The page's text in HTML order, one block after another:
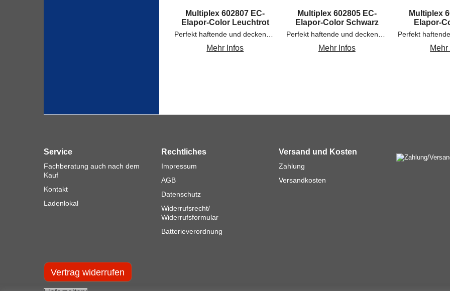
Multiplex 602807 EC-
Elapor-Color Leuchtrot
Mehr Infos
Multiplex 602805 EC-
Elapor-Color Schwarz
Mehr Infos
Multiplex
Elapor-
Mehr
Service
Fachberatung auch nach dem
Kauf
Kontakt
Ladenlokal
Rechtliches
Impressum
AGB
Datenschutz
Widerrufsrecht/
Widerrufsformular
Batterieverordnung
Versand und Kosten
Zahlung
Versandkosten
Vertrag widerrufen
Lieferzeiten: